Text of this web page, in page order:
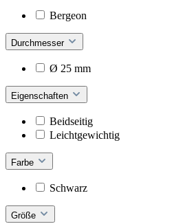
Bergeon
Durchmesser
Ø 25 mm
Eigenschaften
Beidseitig
Leichtgewichtig
Farbe
Schwarz
Größe